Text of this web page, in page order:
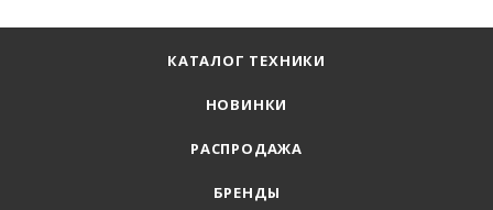
КАТАЛОГ ТЕХНИКИ
НОВИНКИ
РАСПРОДАЖА
БРЕНДЫ